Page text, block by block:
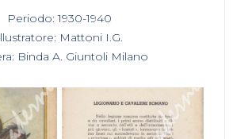
Periodo: 1930-1940
Mattoni I.G.
Binda A. Giuntoli Milano